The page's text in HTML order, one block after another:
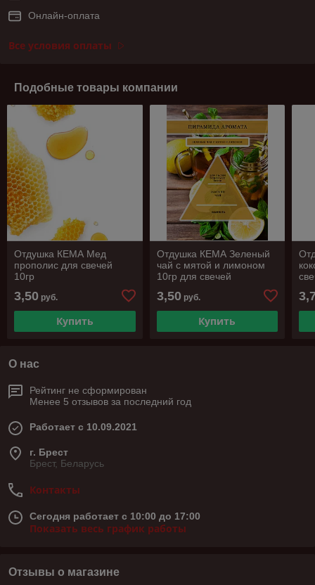
Онлайн-оплата
Все условия оплаты
Подобные товары компании
Отдушка КЕМА Мед
прополис для свечей
10гр
3,50 руб.
Купить
Отдушка КЕМА Зеленый
чай с мятой и лимоном
10гр для свечей
нуля)
3,50руб.
Купить
О нас
Рейтинг не сформирован
Менее 5 отзывов за последний год
Работает с 10.09.2021
г. Брест
Брест, Беларусь
Контакты
Сегодня работает с 10:00 до 17:00
Показать весь график работы
Отзывы о магазине